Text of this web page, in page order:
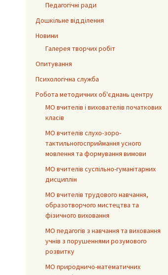
Педагогічні ради
Дошкільне відділення
Новини
Галерея творчих робіт
Опитування
Психологічна служба
Робота методичних об'єднань центру
МО вчителів і вихователів початкових
класів
МО вчителів слухо-зоро-
тактильногосприймання усного
мовлення та формування вимови
МО вчителів суспільно-гуманітарних
дисциплін
МО вчителів трудового навчання,
образотворчого мистецтва та
фізичного виховання
МО педагогів з навчання та виховання
учнів з порушеннями розумового
розвитку
МО природничо-математичних